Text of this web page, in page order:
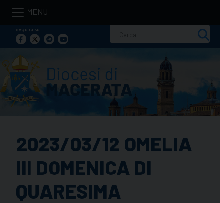
Skip
contentseguici su
per:
2023/03/12 OMELIA
III DOMENICA DI
QUARESIMA